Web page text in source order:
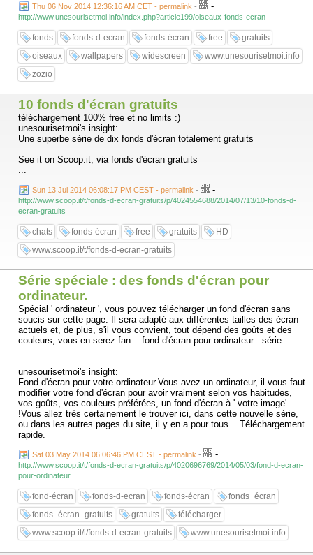
Thu 06 Nov 2014 12:36:16 AM CET - permalink - -
http://www.unesourisetmoi.info/index.php?article199/oiseaux-fonds-ecran
fonds fonds-d-ecran fonds-écran free
gratuits
oiseaux
wallpapers widescreen
www.unesourisetmoi.info
zozio
10 fonds d'écran gratuits
téléchargement 100% free et no limits :)
unesourisetmoi's insight:
Une superbe série de dix fonds d'écran totalement gratuits
See it on Scoop.it, via fonds d'écran gratuits
...
Sun 13 Jul 2014 06:08:17 PM CEST - permalink - -
http://www.scoop.it/t/fonds-d-ecran-gratuits/p/4024554688/2014/07/13/10-fonds-d-
ecran-gratuits
chats fonds-écran free gratuits
HD
www.scoop.it/t/fonds-d-ecran-gratuits
Série spéciale : des fonds d'écran pour
ordinateur.
Spécial ' ordinateur ', vous pouvez télécharger un fond d'écran sans
soucis sur cette page. Il sera adapté aux différentes tailles des écran
actuels et, de plus, s'il vous convient, tout dépend des goûts et des
couleurs, vous en serez fan ...fond d'écran pour ordinateur : série...
unesourisetmoi's insight:
Fond d'écran pour votre ordinateur.Vous avez un ordinateur, il vous faut
modifier votre fond d'écran pour avoir vraiment selon vos habitudes,
vos goûts, vos couleurs préférées, un fond d'écran à ' votre image'
!Vous allez très certainement le trouver ici, dans cette nouvelle série,
ou dans les autres pages du site, il y en a pour tous ...Téléchargement
rapide.
Sat 03 May 2014 06:06:46 PM CEST - permalink - -
http://www.scoop.it/t/fonds-d-ecran-gratuits/p/4020696769/2014/05/03/fond-d-ecran-
pour-ordinateur
fond-écran fonds-d-ecran fonds-écran
fonds_écran
fonds_écran_gratuits
gratuits
télécharger
www.scoop.it/t/fonds-d-ecran-gratuits
www.unesourisetmoi.info